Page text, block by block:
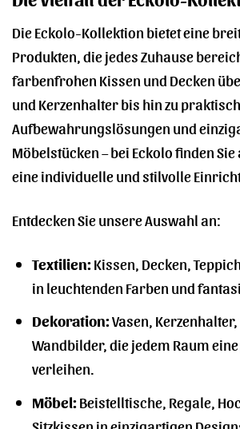
Die Eckolo-Kollektion bietet eine
Produkten, die jedes Zuhause
farbenfrohen Kissen und Decken
und Kerzenhalter bis hin zu
Aufbewahrungslösungen und
Möbelstücken – bei Eckolo finden
eine individuelle und stilvolle
Entdecken Sie unsere Auswahl an:
Textilien:Kissen, Decken,
in leuchtenden Farben und
Dekoration:Vasen,
Wandbilder, die jedem Raum
verleihen.
Möbel:Beistelltische, Regale,
Sitzkissen in einzigartigen